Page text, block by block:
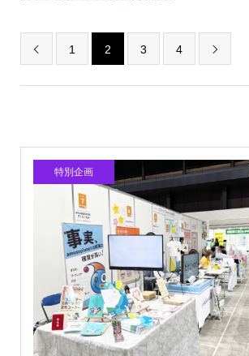
 1 2 3 4 
特別企画